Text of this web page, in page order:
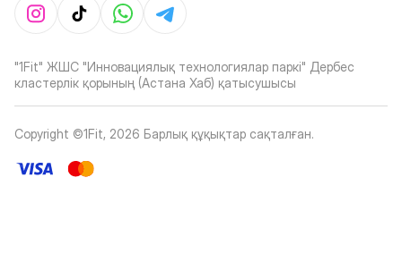
"1Fit" ЖШС "Инновациялық технологиялар паркі" Дербес
кластерлік қорының (Астана Хаб) қатысушысы
Copyright ©1Fit, 2026 Барлық құқықтар сақталған.